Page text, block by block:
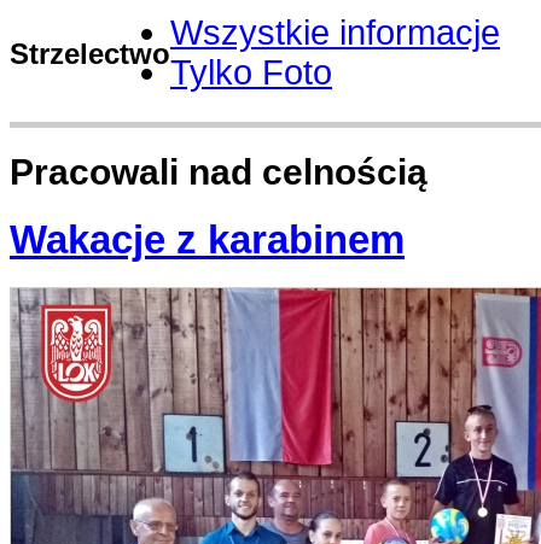
Strzelectwo
Wszystkie informacje
Tylko Foto
Pracowali nad celnością
Wakacje z karabinem